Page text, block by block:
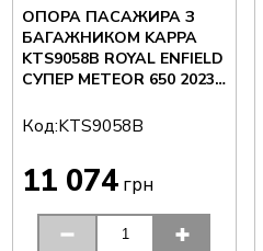
ОПОРА ПАСАЖИРА З
БАГАЖНИКОМ KAPPA
KTS9058B ROYAL ENFIELD
СУПЕР METEOR 650 2023-
Код:KTS9058B
11 074грн